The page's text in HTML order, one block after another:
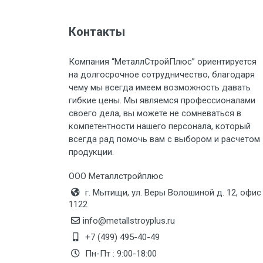
Груз до 6 м, вес до 2 тн
Груз до 6 м, вес до 3 тн
Груз до 6 м, вес до 5 тн
Груз до 6 м, вес до 8 тн
Груз до 6 м, вес до 10 тн
Груз до 12 м, вес до 20 тн
Манипулятор до 6 м, вес до 5 тн
Контакты
Компания “МеталлСтройПлюс” ориентируется
на долгосрочное сотрудничество, благодаря
чему мы всегда имеем возможность давать
гибкие цены. Мы являемся профессионалами
своего дела, вы можете не сомневаться в
компетентности нашего персонала, который
всегда рад помочь вам с выбором и расчетом
продукции.
ООО Металлстройплюс
г. Мытищи, ул. Веры Волошиной д. 12, офис
1122
info@metallstroyplus.ru
+7 (499) 495-40-49
Пн-Пт : 9:00-18:00